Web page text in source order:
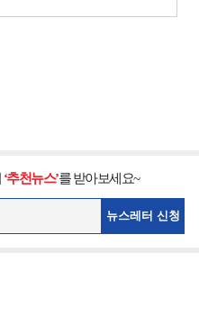
‘추천뉴스’를 받아보세요~
뉴스레터 신청